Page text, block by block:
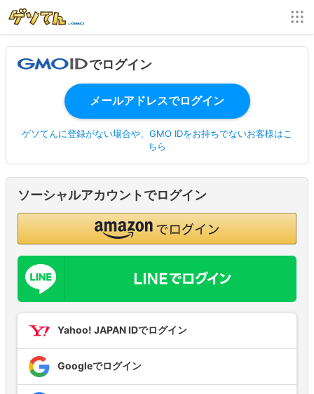
でログイン
ゲソてんに登録がない場合や、GMO IDをお持ちでないお客様はこ
ちら
ソーシャルアカウントでログイン
Yahoo! JAPAN IDでログイン
Googleでログイン